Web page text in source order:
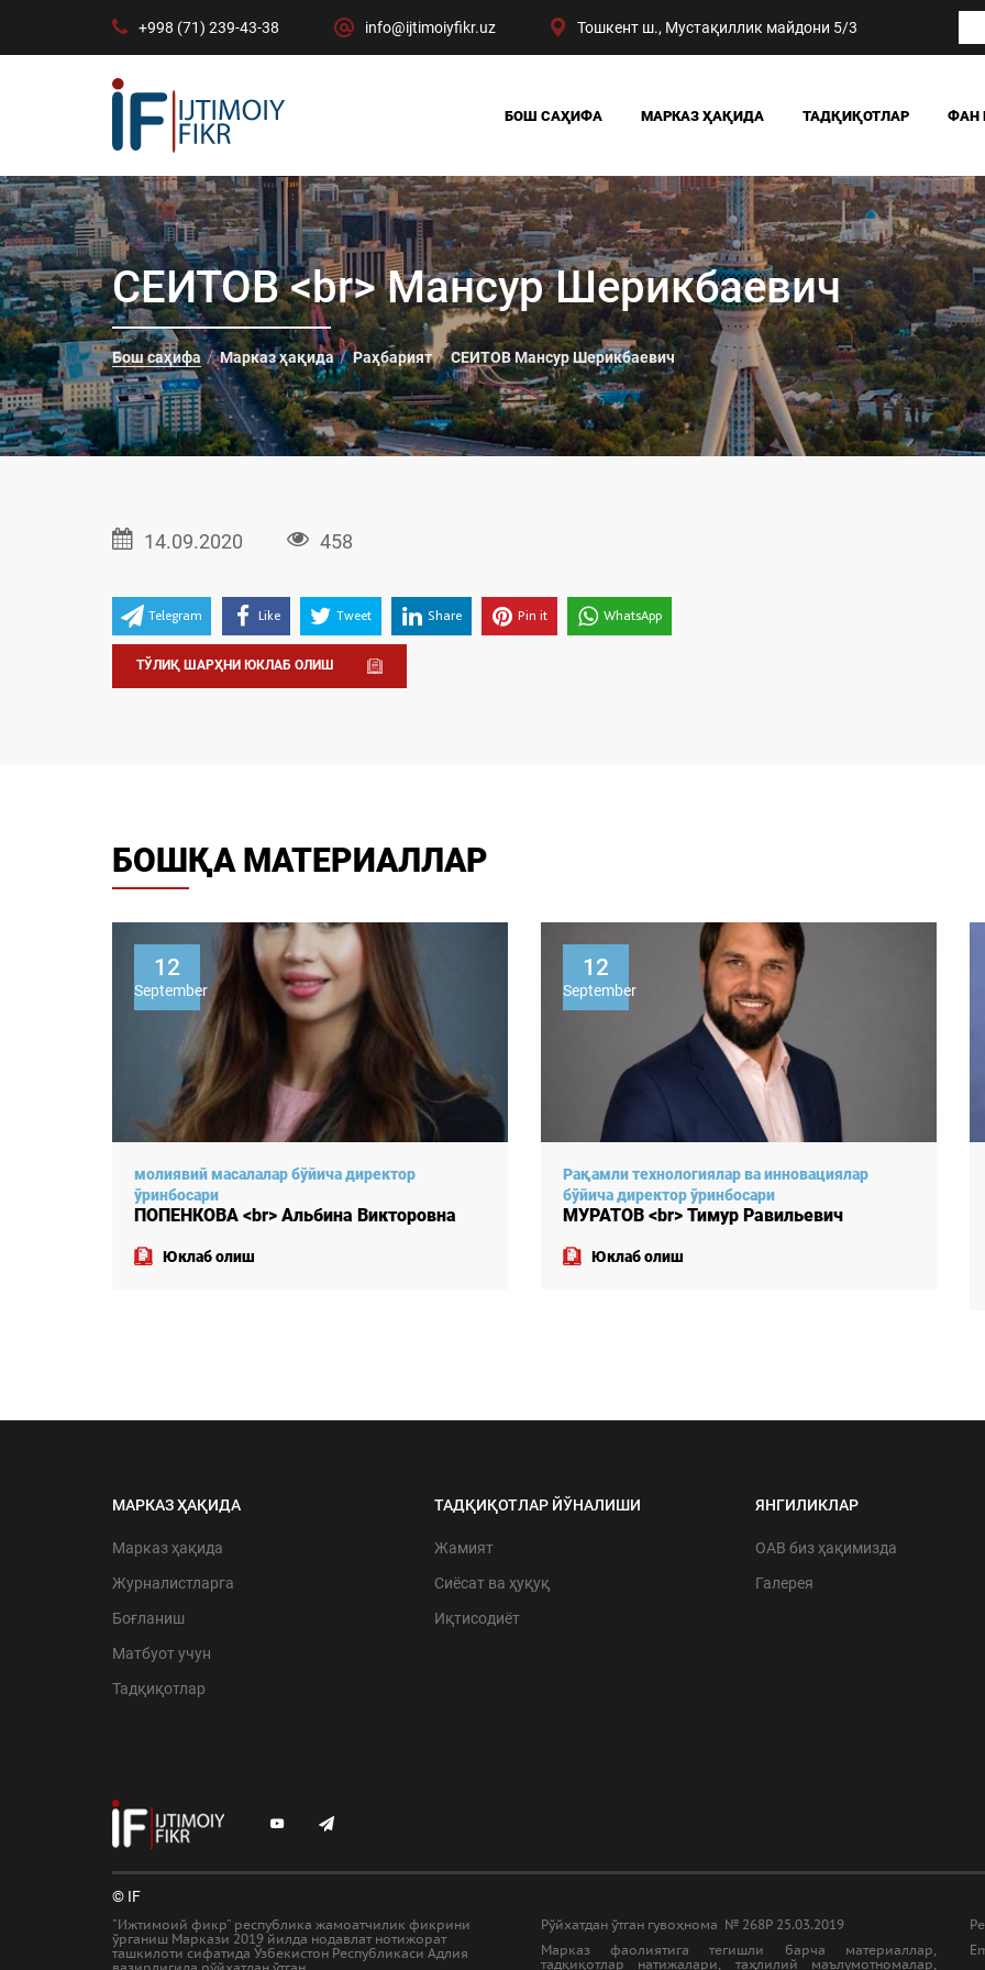
+998 (71) 239-43-38 info@ijtimoiyfikr.uz Тошкент ш., Мустақиллик майдони 5/3
БОШ САҲИФА МАРКАЗ ҲАҚИДА
БИЗНИНГ ЮТУҚЛАРИМИЗ
РАҲБАРИЯТ
МАРКАЗ ТУЗИЛМАСИ
ТАДҚИҚОТЛАР
ЖАМИЯТ
СИЁСАТ ВА ҲУҚУҚ
ИҚТИСОДИЁТ
DIGITAL
ФАН
СЕИТОВ <br> Мансур Шерикбаевич
Бош саҳифа Марказ ҳақида Раҳбарият СЕИТОВ Мансур Шерикбаевич
14.09.2020 458
Telegram Like Tweet Share Pin it WhatsApp
ТЎЛИҚ ШАРҲНИ ЮКЛАБ ОЛИШ
БОШҚА МАТЕРИАЛЛАР
12
September
молиявий масалалар бўйича директор
ўринбосари
ПОПЕНКОВА <br> Альбина Викторовна
Юклаб олиш
12
September
Рақамли технологиялар ва инновациялар
бўйича директор ўринбосари
МУРАТОВ <br> Тимур Равильевич
Юклаб олиш
МАРКАЗ ҲАҚИДА
Марказ ҳақида
Журналистларга
Боғланиш
Матбуот учун
Тадқиқотлар
ТАДҚИҚОТЛАР ЙЎНАЛИШИ
Жамият
Сиёсат ва ҳуқуқ
Иқтисодиёт
ЯНГИЛИКЛАР
ОАВ биз ҳақимизда
Галерея
© IF
"Ижтимоий фикр" республика жамоатчилик фикрини
ўрганиш Маркази 2019 йилда нодавлат нотижорат
ташкилоти сифатида Ўзбекистон Республикаси Адлия
Рўйхатдан ўтган гувоҳнома № 268Р 25.03.2019
Марказ фаолиятига тегишли барча материаллар,
тадқиқотлар натижалари, таҳлилий маълумотномалар,